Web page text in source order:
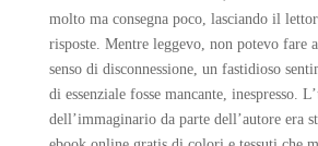
molto ma consegna poco, lasciando il
risposte. Mentre leggevo, non potevo fare
senso di disconnessione, un fastidioso
di essenziale fosse mancante, inespresso.
dell’immaginario da parte dell’autore era